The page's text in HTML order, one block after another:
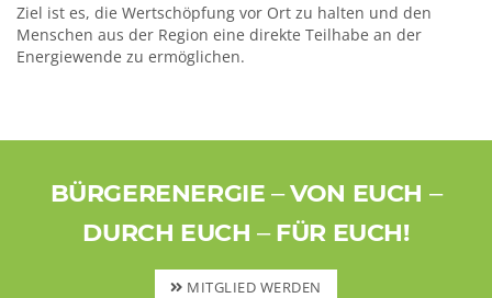
Ziel ist es, die Wertschöpfung vor Ort zu halten und den
Menschen aus der Region eine direkte Teilhabe an der
Energiewende zu ermöglichen.
BÜRGERENERGIE – VON EUCH –
DURCH EUCH – FÜR EUCH!
MITGLIED WERDEN